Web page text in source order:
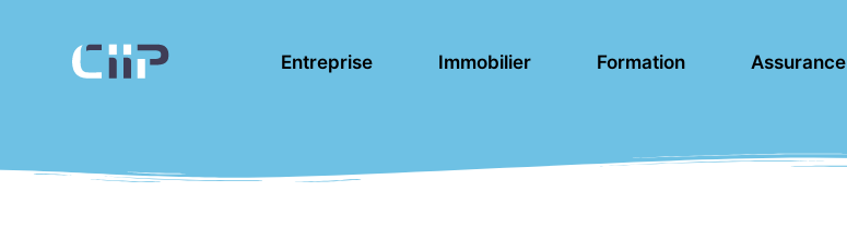
Entreprise Immobilier Formation Assurance